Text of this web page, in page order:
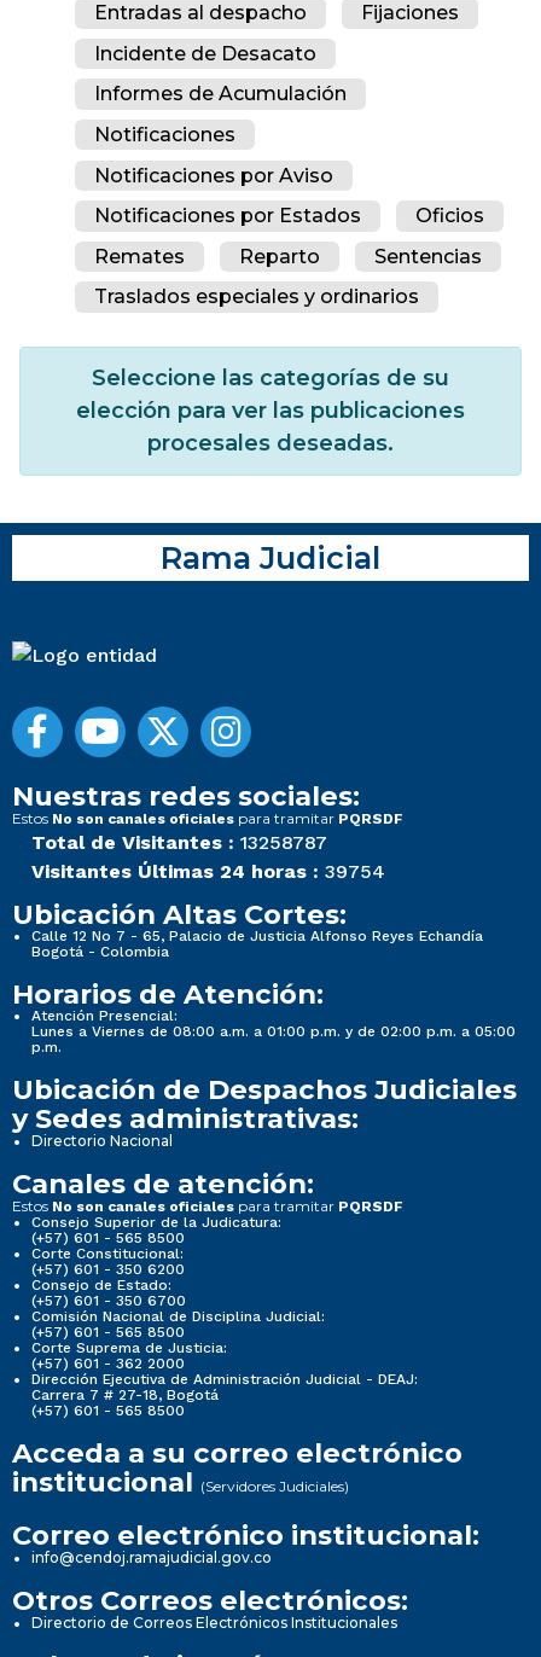
Entradas al despacho
Fijaciones
Incidente de Desacato
Informes de Acumulación
Notificaciones
Notificaciones por Aviso
Notificaciones por Estados
Oficios
Remates
Reparto
Sentencias
Traslados especiales y ordinarios
Seleccione las categorías de su
elección para ver las publicaciones
procesales deseadas.
Rama Judicial
Nuestras redes sociales:
Estos No son canales oficiales para tramitar PQRSDF
Total de Visitantes : 13258787
Visitantes Últimas 24 horas : 39754
Ubicación Altas Cortes:
Calle 12 No 7 - 65, Palacio de Justicia Alfonso Reyes Echandía
Bogotá - Colombia
Horarios de Atención:
Atención Presencial:
Lunes a Viernes de 08:00 a.m. a 01:00 p.m. y de 02:00 p.m. a 05:00
p.m.
Ubicación de Despachos Judiciales
y Sedes administrativas:
Directorio Nacional
Canales de atención:
Estos No son canales oficiales para tramitar PQRSDF
Consejo Superior de la Judicatura:
(+57) 601 - 565 8500
Corte Constitucional:
(+57) 601 - 350 6200
Consejo de Estado:
(+57) 601 - 350 6700
Comisión Nacional de Disciplina Judicial:
(+57) 601 - 565 8500
Corte Suprema de Justicia:
(+57) 601 - 362 2000
Dirección Ejecutiva de Administración Judicial - DEAJ:
Carrera 7 # 27-18, Bogotá
(+57) 601 - 565 8500
Acceda a su correo electrónico
institucional (Servidores Judiciales)
Correo electrónico institucional:
info@cendoj.ramajudicial.gov.co
Otros Correos electrónicos:
Directorio de Correos Electrónicos Institucionales